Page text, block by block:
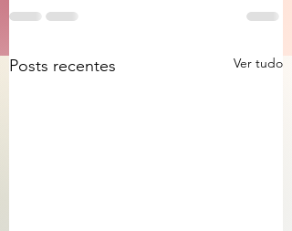
Posts recentes Ver tudo